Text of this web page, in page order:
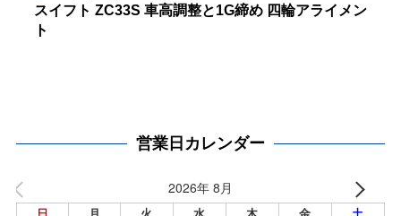
スイフト ZC33S 車高調整と1G締め 四輪アライメン
ト
営業日カレンダー
2026年 8月